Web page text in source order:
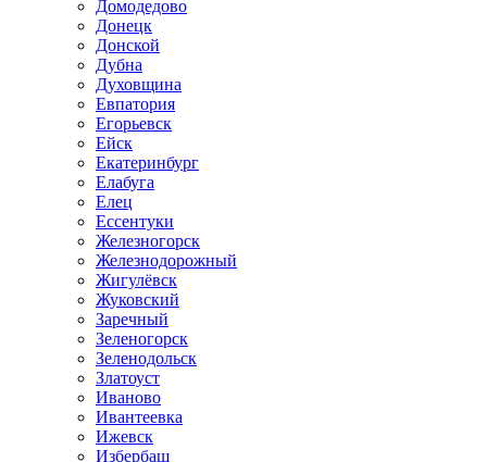
Домодедово
Донецк
Донской
Дубна
Духовщина
Евпатория
Егорьевск
Ейск
Екатеринбург
Елабуга
Елец
Ессентуки
Железногорск
Железнодорожный
Жигулёвск
Жуковский
Заречный
Зеленогорск
Зеленодольск
Златоуст
Иваново
Ивантеевка
Ижевск
Избербаш